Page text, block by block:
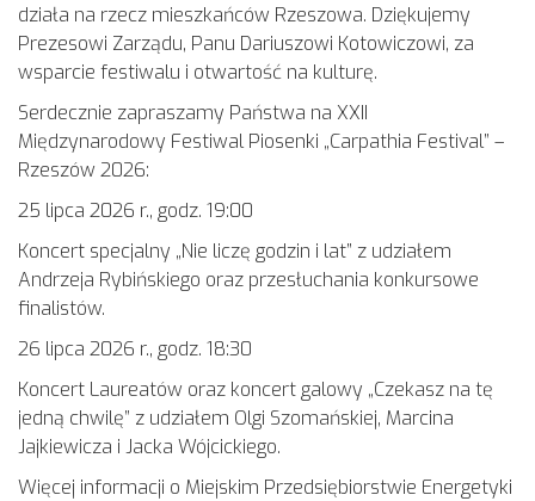
działa na rzecz mieszkańców Rzeszowa. Dziękujemy
Prezesowi Zarządu, Panu Dariuszowi Kotowiczowi, za
wsparcie festiwalu i otwartość na kulturę.
Serdecznie zapraszamy Państwa na XXII
Międzynarodowy Festiwal Piosenki „Carpathia Festival” –
Rzeszów 2026:
25 lipca 2026 r., godz. 19:00
Koncert specjalny „Nie liczę godzin i lat” z udziałem
Andrzeja Rybińskiego oraz przesłuchania konkursowe
finalistów.
26 lipca 2026 r., godz. 18:30
Koncert Laureatów oraz koncert galowy „Czekasz na tę
jedną chwilę” z udziałem Olgi Szomańskiej, Marcina
Jajkiewicza i Jacka Wójcickiego.
Więcej informacji o Miejskim Przedsiębiorstwie Energetyki